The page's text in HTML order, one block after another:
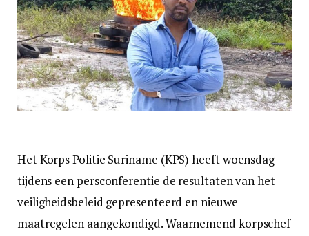
Het Korps Politie Suriname (KPS) heeft woensdag
tijdens een persconferentie de resultaten van het
veiligheidsbeleid gepresenteerd en nieuwe
maatregelen aangekondigd. Waarnemend korpschef